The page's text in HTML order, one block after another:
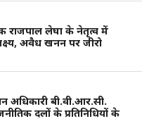
राजपाल लेघा के नेतृत्व में
अवैध खनन पर जीरो
अधिकारी बी.वी.आर.सी.
दलों के प्रतिनिधियों के